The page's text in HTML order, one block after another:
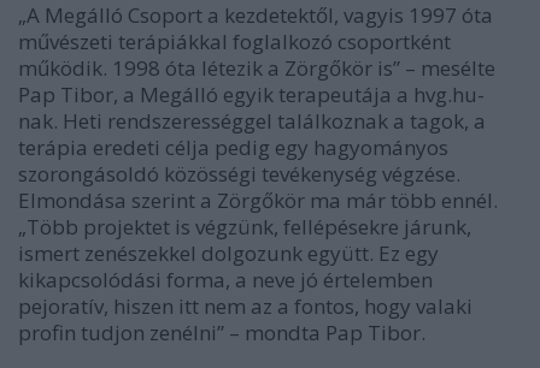
„A Megálló Csoport a kezdetektől, vagyis 1997 óta
művészeti terápiákkal foglalkozó csoportként
működik. 1998 óta létezik a Zörgőkör is” – mesélte
Pap Tibor, a Megálló egyik terapeutája a hvg.hu-
nak. Heti rendszerességgel találkoznak a tagok, a
terápia eredeti célja pedig egy hagyományos
szorongásoldó közösségi tevékenység végzése.
Elmondása szerint a Zörgőkör ma már több ennél.
„Több projektet is végzünk, fellépésekre járunk,
ismert zenészekkel dolgozunk együtt. Ez egy
kikapcsolódási forma, a neve jó értelemben
pejoratív, hiszen itt nem az a fontos, hogy valaki
profin tudjon zenélni” – mondta Pap Tibor.